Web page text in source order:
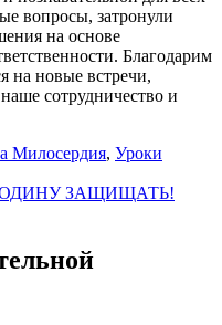
вопросы, затронули
на основе
Благодарим
на новые встречи,
сотрудничество и
Милосердия, Уроки
ЗАЩИЩАТЬ!